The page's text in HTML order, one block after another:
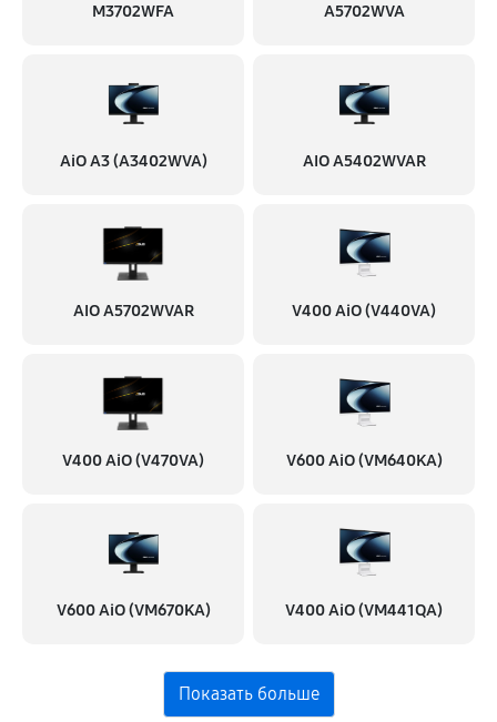
M3702WFA A5702WVA
AiO A3 (A3402WVA) AIO A5402WVAR
AIO A5702WVAR V400 AiO (V440VA)
V400 AiO (V470VA) V600 AiO (VM640KA)
V600 AiO (VM670KA) V400 AiO (VM441QA)